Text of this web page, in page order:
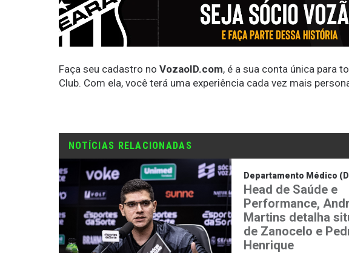
Faça seu cadastro no VozaoID.com, é a sua conta única para
Club. Com ela, você terá uma experiência cada vez mais
NOTÍCIAS RELACIONADAS
Departamento Médico
Head de Saúde e
Performance,
Martins detalha
de Zanocelo e
Henrique